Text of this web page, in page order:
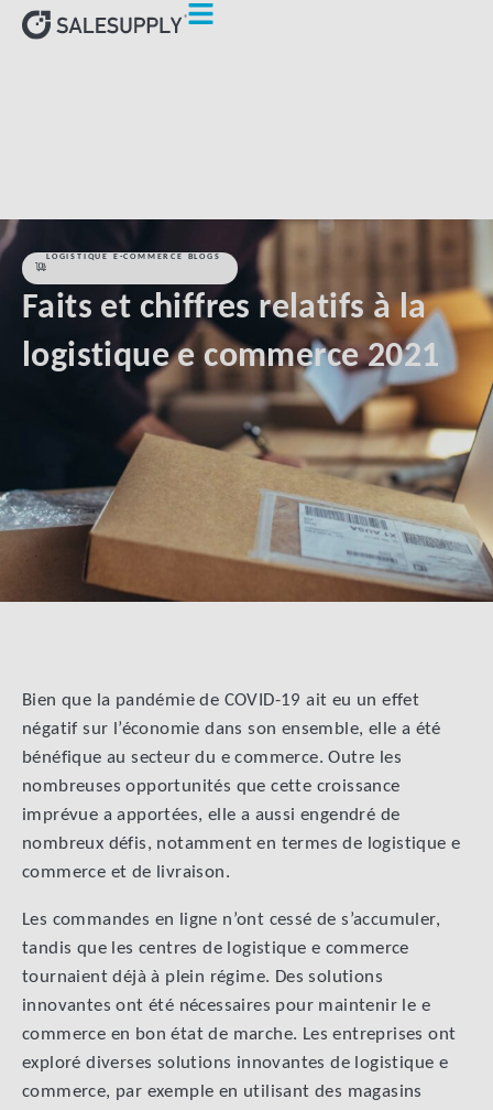
LOGISTIQUE E-COMMERCE BLOGS
Faits et chiffres relatifs à la
logistique e commerce 2021
Bien que la pandémie de COVID-19 ait eu un effet
négatif sur l’économie dans son ensemble, elle a été
bénéfique au secteur du e commerce. Outre les
nombreuses opportunités que cette croissance
imprévue a apportées, elle a aussi engendré de
nombreux défis, notamment en termes de logistique e
commerce et de livraison.
Les commandes en ligne n’ont cessé de s’accumuler,
tandis que les centres de logistique e commerce
tournaient déjà à plein régime. Des solutions
innovantes ont été nécessaires pour maintenir le e
commerce en bon état de marche. Les entreprises ont
exploré diverses solutions innovantes de logistique e
commerce, par exemple en utilisant des magasins